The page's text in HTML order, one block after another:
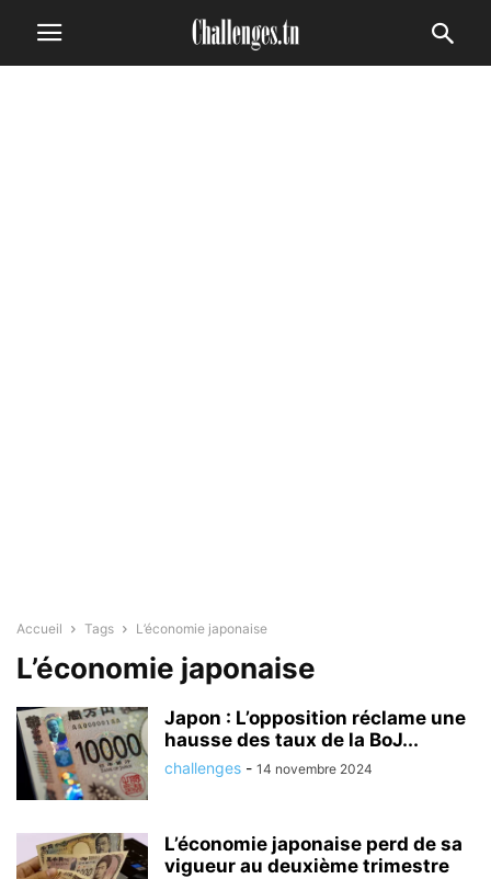
Accueil Tags L’économie japonaise
L’économie japonaise
Japon : L’opposition réclame une
hausse des taux de la BoJ...
challenges - 14 novembre 2024
L’économie japonaise perd de sa
vigueur au deuxième trimestre